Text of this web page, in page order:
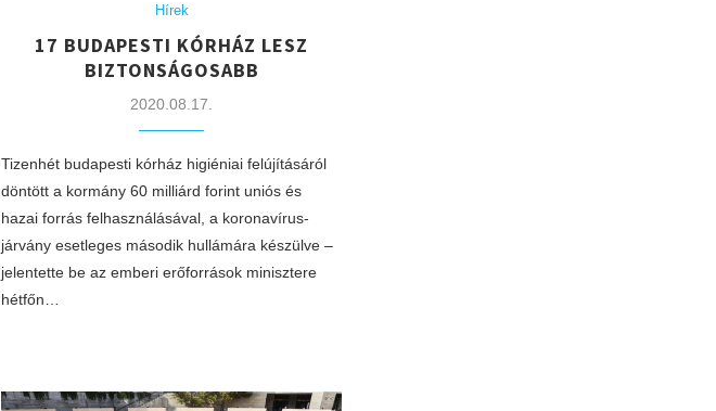
Hírek
17 BUDAPESTI KÓRHÁZ LESZ
BIZTONSÁGOSABB
2020.08.17.
Tizenhét budapesti kórház higiéniai felújításáról
döntött a kormány 60 milliárd forint uniós és
hazai forrás felhasználásával, a koronavírus-
járvány esetleges második hullámára készülve –
jelentette be az emberi erőforrások minisztere
hétfőn…